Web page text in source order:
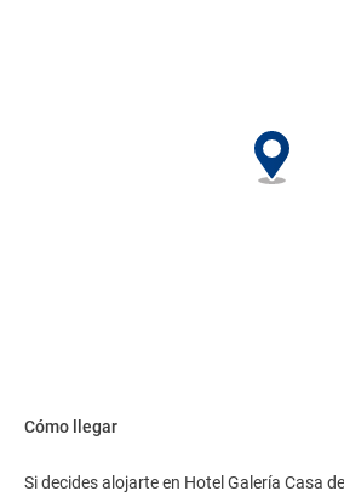
Cómo llegar
Si decides alojarte en Hotel Galería Casa